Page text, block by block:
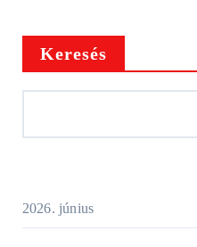
Keresés
2026. június